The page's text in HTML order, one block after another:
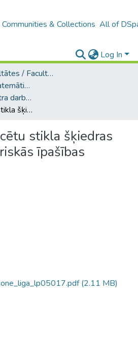
Communities & Collections All of
Log In
B4 – LU fakultātes / Faculties of the UL
B --- Bij. Fizikas, matemātikas un optometrijas fakultātes studentu noslēguma darbi / Faculty of Physics, Mathematics and Optometry - Graduate works
Bakalaura un maģistra darbi (FMOF) / Bachelor's and Master's theses
Ķīmiski modificētu stikla šķiedras audumu elektriskās īpašības
stikla šķiedras
īpašības
(2.11 MB)